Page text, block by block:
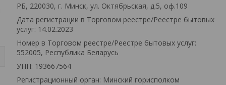
РБ, 220030, г. Минск, ул. Октябрьская, д.5, оф.109
Дата регистрации в Торговом реестре/Реестре бытовых
услуг: 14.02.2023
Номер в Торговом реестре/Реестре бытовых услуг:
552005, Республика Беларусь
УНП: 193667564
Регистрационный орган: Минский горисполком